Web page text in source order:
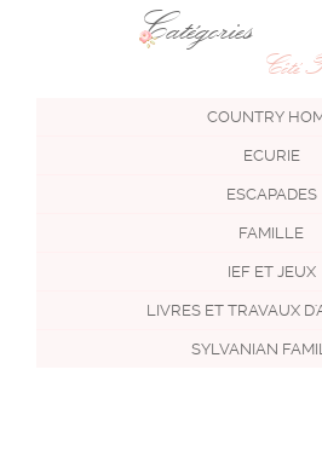
Catégories
Côté
COUNTRY
ECURIE
ESCAPADES
FAMILLE
IEF ET JEUX
LIVRES ET TRAVAUX
SYLVANIAN